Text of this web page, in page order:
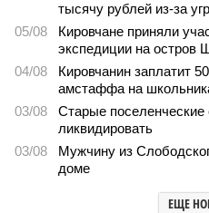
тысячу рублей из-за
05/08
Кировчане приняли
экспедиции на остров
04/08
Кировчанин заплатит
амстаффа на
03/08
Старые
ликвидировать
03/08
Мужчину из
доме
ЕЩЕ